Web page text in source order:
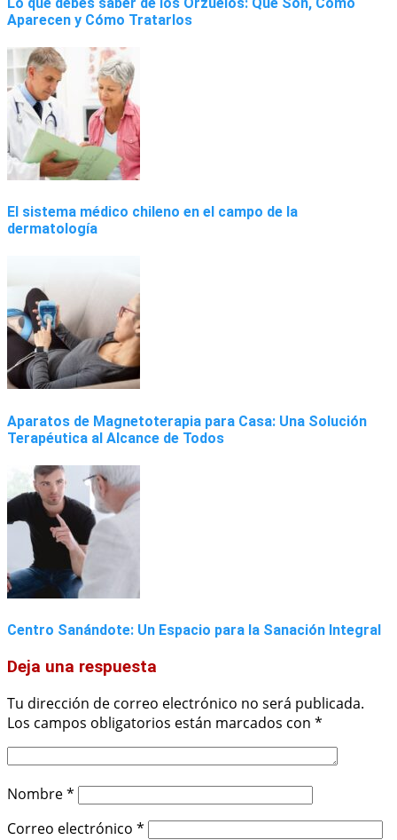
Aparecen y Cómo Tratarlos
El sistema médico chileno en el campo de la
dermatología
Aparatos de Magnetoterapia para Casa: Una Solución
Terapéutica al Alcance de Todos
Centro Sanándote: Un Espacio para la Sanación Integral
Deja una respuesta
Tu dirección de correo electrónico no será publicada.
Los campos obligatorios están marcados con *
Nombre*
Correo electrónico *